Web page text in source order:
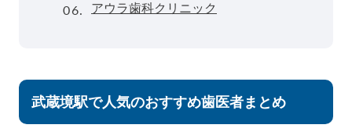
06. アウラ歯科クリニック
武蔵境駅で人気のおすすめ歯医者まとめ